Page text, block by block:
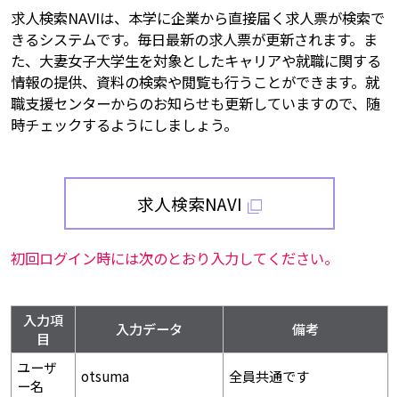
求人検索NAVIは、本学に企業から直接届く求人票が検索で
きるシステムです。毎日最新の求人票が更新されます。ま
た、大妻女子大学生を対象としたキャリアや就職に関する
情報の提供、資料の検索や閲覧も行うことができます。就
職支援センターからのお知らせも更新していますので、随
時チェックするようにしましょう。
求人検索NAVI
初回ログイン時には次のとおり入力してください。
入力項
目
入力データ
備考
ユーザ
ー名
otsuma
全員共通です